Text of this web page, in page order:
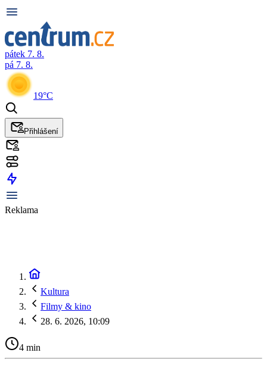
pátek 7. 8.
pá 7. 8.
19°C
Přihlášení
Reklama
Kultura
Filmy & kino
28. 6. 2026, 10:09
4 min